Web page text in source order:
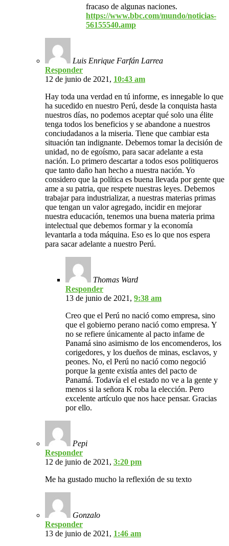
fracaso de algunas naciones.
https://www.bbc.com/mundo/noticias-
56155540.amp
Luis Enrique Farfán Larrea
Responder
12 de junio de 2021, 10:43 am
Hay toda una verdad en tú informe, es innegable lo que
ha sucedido en nuestro Perú, desde la conquista hasta
nuestros días, no podemos aceptar qué solo una élite
tenga todos los beneficios y se abandone a nuestros
conciudadanos a la miseria. Tiene que cambiar esta
situación tan indignante. Debemos tomar la decisión de
unidad, no de egoísmo, para sacar adelante a esta
nación. Lo primero descartar a todos esos politiqueros
que tanto daño han hecho a nuestra nación. Yo
considero que la política es buena llevada por gente que
ame a su patria, que respete nuestras leyes. Debemos
trabajar para industrializar, a nuestras materias primas
que tengan un valor agregado, incidir en mejorar
nuestra educación, tenemos una buena materia prima
intelectual que debemos formar y la economía
levantarla a toda máquina. Eso es lo que nos espera
para sacar adelante a nuestro Perú.
Thomas Ward
Responder
13 de junio de 2021, 9:38 am
Creo que el Perú no nació como empresa, sino
que el gobierno perano nació como empresa. Y
no se refiere únicamente al pacto infame de
Panamá sino asimismo de los encomenderos, los
corigedores, y los dueños de minas, esclavos, y
peones. No, el Perú no nació como negoció
porque la gente existía antes del pacto de
Panamá. Todavía el el estado no ve a la gente y
menos si la señora K roba la elección. Pero
excelente artículo que nos hace pensar. Gracias
por ello.
Pepi
Responder
12 de junio de 2021, 3:20 pm
Me ha gustado mucho la reflexión de su texto
Gonzalo
Responder
13 de junio de 2021, 1:46 am